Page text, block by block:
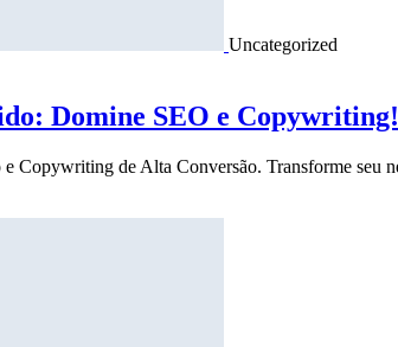
Uncategorized
Domine SEO e Copywriting!
Copywriting de Alta Conversão. Transforme seu